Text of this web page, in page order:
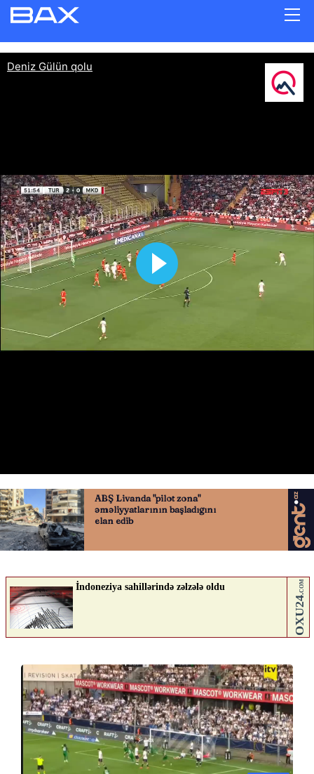
Deniz Gülün qolu